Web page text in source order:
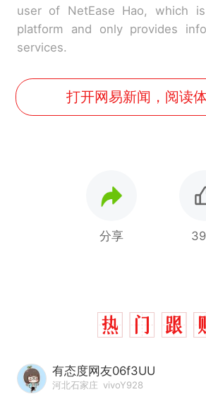
user of NetEase Hao, which
platform and only provides
services.
打开网易新闻，阅读
分享
有态度网友06f3UU
河北石家庄 vivoY928